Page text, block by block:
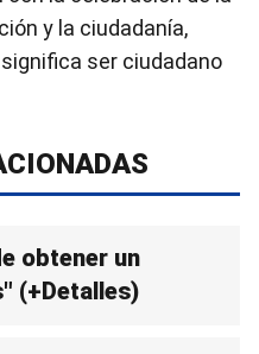
y la ciudadanía,
ser ciudadano
obtener un
(+Detalles)